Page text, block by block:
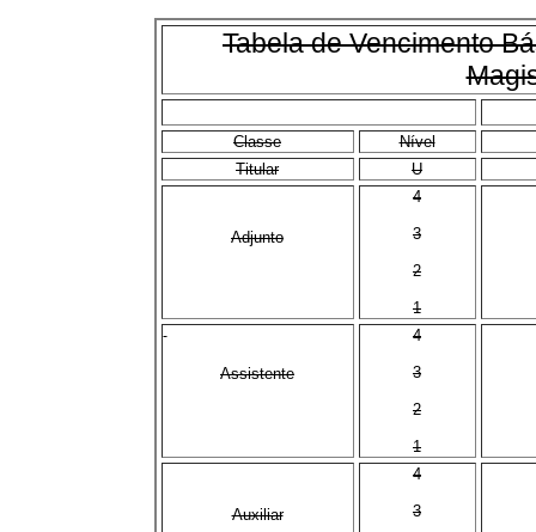
Tabela de Vencimento
Classe
Nível
Titular
U
Adjunto
4
3
2
1
Assistente
4
3
2
1
Auxiliar
4
3